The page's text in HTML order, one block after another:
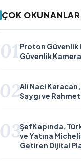
ÇOK OKUNANLAR
01 Proton Güvenlik
Güvenlik
02Ali Naci Karacan,
Saygı ve
03ŞefKapında,
ve Yatına
Getiren Dijital